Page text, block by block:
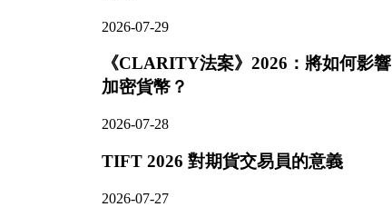
2026-07-29
《CLARITY法案》2026：將如何影響
加密貨幣？
2026-07-28
TIFT 2026 對期貨交易員的意義
2026-07-27